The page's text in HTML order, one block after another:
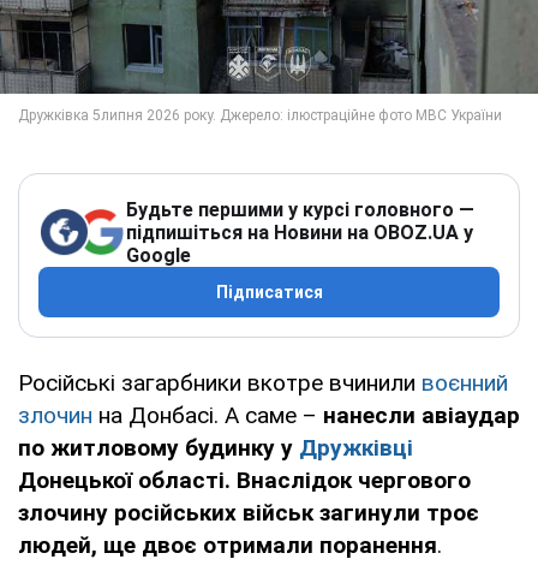
Будьте першими у курсі головного —
підпишіться на Новини на OBOZ.UA у
Google
Підписатися
Російські загарбники вкотре вчинили воєнний
злочин на Донбасі. А саме – нанесли авіаудар
по житловому будинку у Дружківці
Донецької області. Внаслідок чергового
злочину російських військ загинули троє
людей, ще двоє отримали поранення.